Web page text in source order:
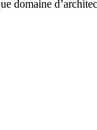
domaine